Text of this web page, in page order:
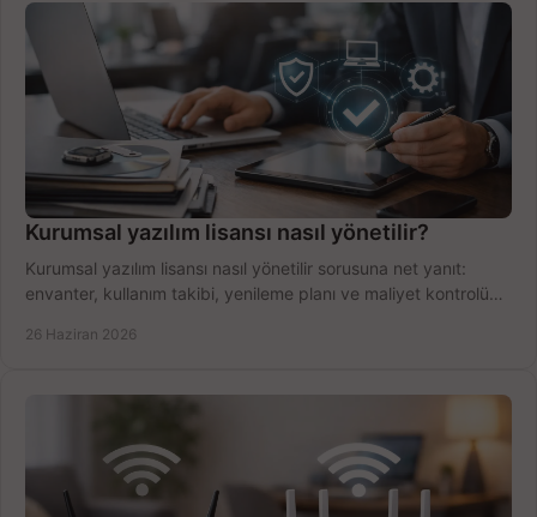
Kurumsal yazılım lisansı nasıl yönetilir?
Kurumsal yazılım lisansı nasıl yönetilir sorusuna net yanıt:
envanter, kullanım takibi, yenileme planı ve maliyet kontrolü
26 Haziran 2026